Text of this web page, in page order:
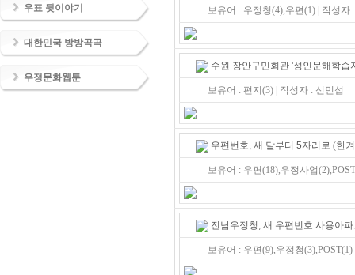
우표 뒷이야기
대한민국 방방곡곡
우정문화웹툰
보유어 : 우정청(4),우편(1) | 작성자
수원 장안구민회관 '성인문해학
보유어 : 편지(3) | 작성자 : 신민섭
우편번호, 새 달부터 5자리로 (한
보유어 : 우편(18),우정사업
전남우정청, 새 우편번호 사용아
보유어 : 우편(9),우정청